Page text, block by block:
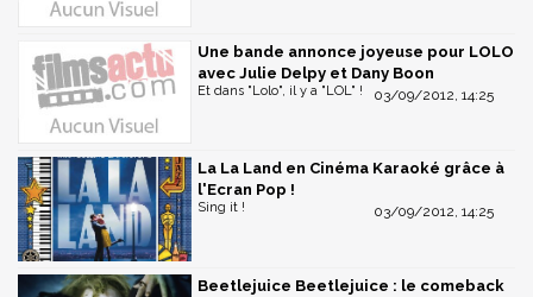
Une bande annonce joyeuse pour LOLO
avec Julie Delpy et Dany Boon
03/09/2012, 14:25
Et dans "Lolo", il y a "LOL" !
La La Land en Cinéma Karaoké grâce à
l'Ecran Pop !
03/09/2012, 14:25
Sing it !
Beetlejuice Beetlejuice : le comeback